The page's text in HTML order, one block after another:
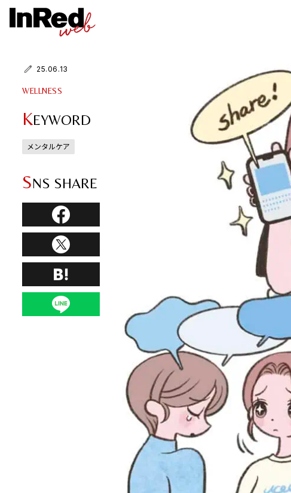
25.06.13
WELLNESS
KEYWORD
メンタルケア
SNS SHARE